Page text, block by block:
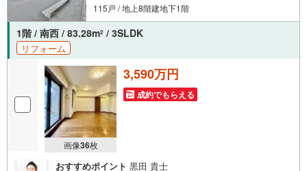
115戸 / 地上8階建地下1階
1階 / 南西 / 83.28m2 / 3SLDK
リフォーム
画像36枚
3,590万円
成約でもらえる
おすすめポイント 黒田 貴士